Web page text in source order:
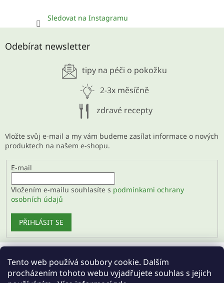
Tento web používá soubory cookie. Dalším
procházením tohoto webu vyjadřujete souhlas s jejich
Sledovat na Instagramu
Odebírat newsletter
tipy na péči o pokožku
2-3x měsíčně
zdravé recepty
Vložte svůj e-mail a my vám budeme zasílat informace o nových
produktech na našem e-shopu.
E-mail
Vložením e-mailu souhlasíte s podmínkami ochrany
osobních údajů
PŘIHLÁSIT SE
Velkoobchod